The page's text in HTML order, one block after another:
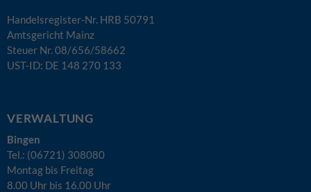
Handelsregister-Nr. HRB 50791
Amtsgericht Mainz
Steuer Nr. 08/656/58662
UST-ID: DE 148 270 133
VERWALTUNG
Bingen
Tel.: (06721) 308080
Montag bis Freitag
8.00 Uhr bis 16.00 Uhr